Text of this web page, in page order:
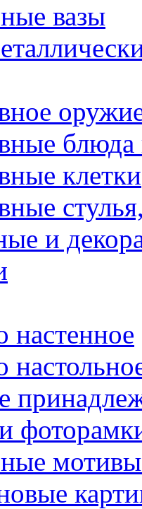
вазы
блюда
клетки
и
настенное